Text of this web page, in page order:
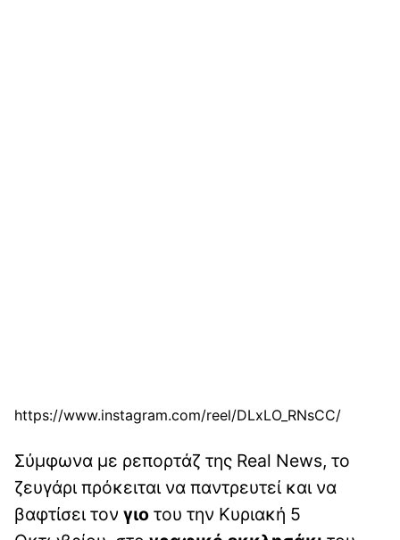
https://www.instagram.com/reel/DLxLO_RNsCC/
Σύμφωνα με ρεπορτάζ της Real News, το
ζευγάρι πρόκειται να παντρευτεί και να
βαφτίσει τον γιο του την Κυριακή 5